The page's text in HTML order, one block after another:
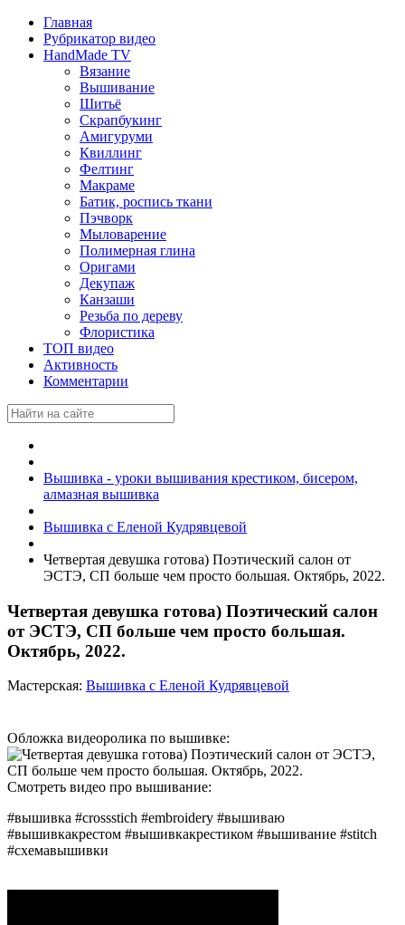
Главная
Рубрикатор видео
HandMade TV
Вязание
Вышивание
Шитьё
Скрапбукинг
Амигуруми
Квиллинг
Фелтинг
Макраме
Батик, роспись ткани
Пэчворк
Мыловарение
Полимерная глина
Оригами
Декупаж
Канзаши
Резьба по дереву
Флористика
ТОП видео
Активность
Комментарии
Вышивка - уроки вышивания крестиком, бисером,
алмазная вышивка
Вышивка с Еленой Кудрявцевой
Четвертая девушка готова) Поэтический салон от
ЭСТЭ, СП больше чем просто большая. Октябрь, 2022.
Четвертая девушка готова) Поэтический салон
от ЭСТЭ, СП больше чем просто большая.
Октябрь, 2022.
Мастерская: Вышивка с Еленой Кудрявцевой
Обложка видеоролика по вышивке:
Смотреть видео про вышивание:
#вышивка #crossstich #embroidery #вышиваю
#вышивкакрестом #вышивкакрестиком #вышивание #stitch
#схемавышивки